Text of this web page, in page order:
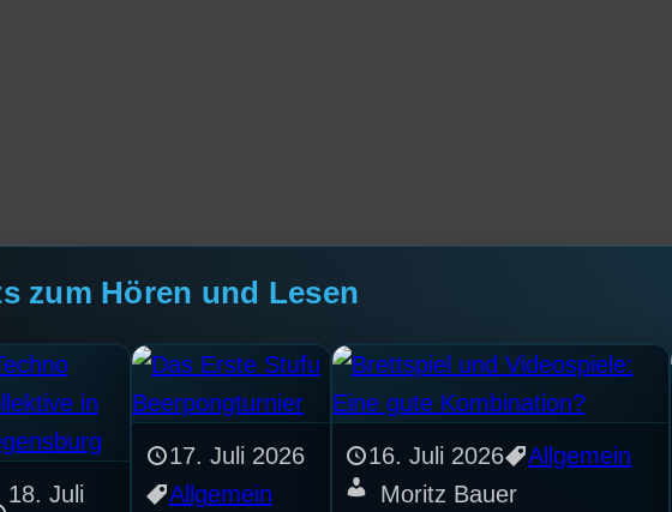
zum Hören und Lesen
18. Juli
17. Juli 2026
Allgemein
16. Juli 2026
Allgemein
Moritz Bauer